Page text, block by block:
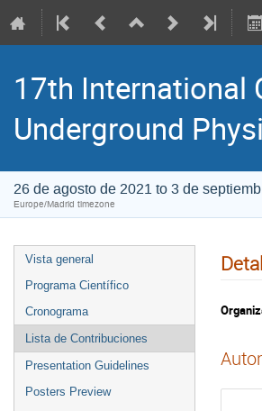
17th International
Underground
26 de agosto de 2021 to 3 de
Europe/Madrid timezone
Vista general
Programa Científico
Cronograma
Lista de Contribuciones
Presentation Guidelines
Posters Preview